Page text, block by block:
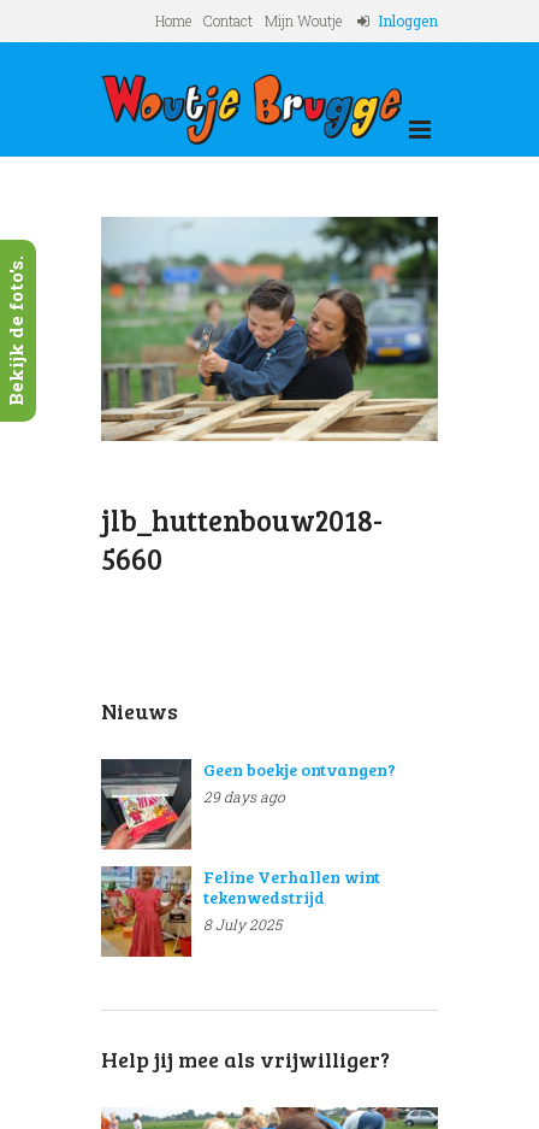
Home Contact Mijn Woutje Inloggen
jlb_huttenbouw2018-
5660
Nieuws
Geen boekje ontvangen?
29 days ago
Feline Verhallen wint
tekenwedstrijd
8 July 2025
Help jij mee als vrijwilliger?
Bekijk de foto's.